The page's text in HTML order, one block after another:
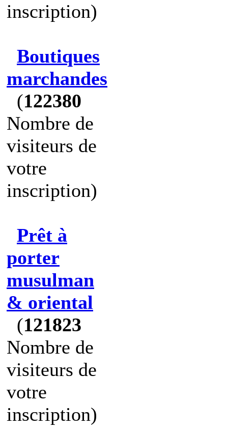
inscription)
Boutiques
marchandes
(122380
Nombre de
visiteurs de
votre
inscription)
Prêt à
porter
musulman
& oriental
(121823
Nombre de
visiteurs de
votre
inscription)